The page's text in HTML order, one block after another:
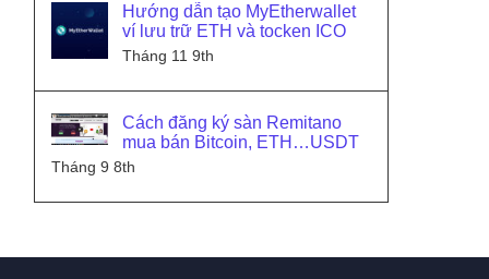
Hướng dẫn tạo MyEtherwallet
ví lưu trữ ETH và tocken ICO
Tháng 11 9th
Cách đăng ký sàn Remitano
mua bán Bitcoin, ETH…USDT
Tháng 9 8th